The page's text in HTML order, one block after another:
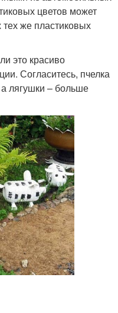
цветов может
же пластиковых
это красиво
Согласитесь, пчелка
лягушки – больше